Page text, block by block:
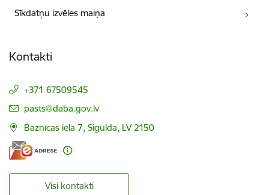
Sīkdatņu izvēles maiņa
Kontakti
+371 67509545
E-pasts:
pasts@daba.gov.lv
Baznīcas iela 7, Sigulda, LV 2150
Visi kontakti